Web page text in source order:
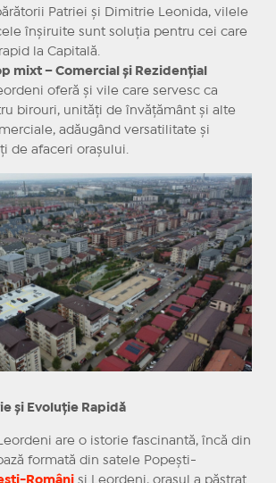
Patriei și Dimitrie Leonida, vilele
înșiruite sunt soluția pentru cei care
la Capitală.
mixt – Comercial și Rezidențial
oferă și vile care servesc ca
birouri, unități de învățământ și alte
adăugând versatilitate și
de afaceri orașului.
și Evoluție Rapidă
are o istorie fascinantă, încă din
formată din satele Popești-
Româniși Leordeni, orașul a păstrat